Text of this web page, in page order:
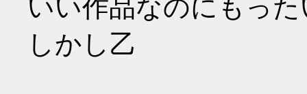
いい作品なのにもっ
しかし乙